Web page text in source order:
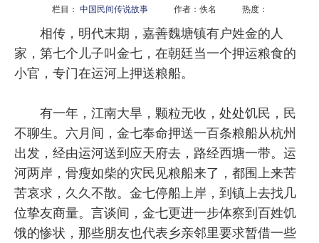
栏目： 中国民间传说故事作者：佚名 热度：
相传，明代末期，嘉善魏塘镇有户姓金的人
家，第七个儿子叫金七，在朝廷当一个押运粮食的
小官，专门在运河上押送粮船。
有一年，江南大旱，颗粒无收，处处饥民，民
不聊生。六月间，金七奉命押送一百条粮船从杭州
出发，经由运河送到应天府去，路经西塘一带。运
河两岸，骨瘦如柴的灾民见粮船来了，都围上来苦
苦哀求，久久不散。金七停船上岸，到镇上去找几
位挚友商量。言谈间，金七更进一步体察到百姓饥
饿的惨状，那些朋友也代表乡亲邻里要求暂借一些